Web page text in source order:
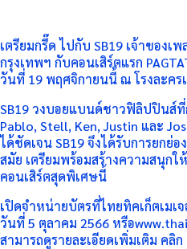
เตรียมกรี๊ด ไปกับ SB19 เจ้าของเพ
กรุงเทพฯ กับคอนเสิร์ตแรก
วันที่ 19 พฤศจิกายนนี้ ณ โรงละค
SB19 วงบอยแบนด์ชาวฟิลิปปินส์
Pablo, Stell, Ken, Justin และ
ได้ชัดเจน SB19 จึงได้รับการยกย่
สมัย เตรียมพร้อมสร้างความสนุก
คอนเสิร์ตสุดพิเศษนี้
เปิดจำหน่ายบัตรที่ไทยทิคเก็ตเมเ
วันที่ 5 ตุลาคม 2566 หรือ
สามารถดูรายละเอียดเพิ่มเติม คลิ